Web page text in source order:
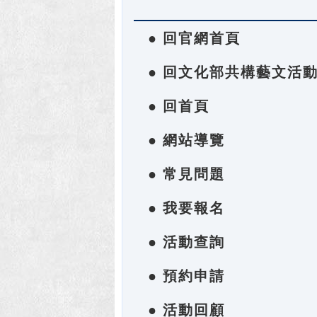
● 回官網首頁
● 回文化部共構藝文活
● 回首頁
● 網站導覽
● 常見問題
● 我要報名
● 活動查詢
● 預約申請
● 活動回顧